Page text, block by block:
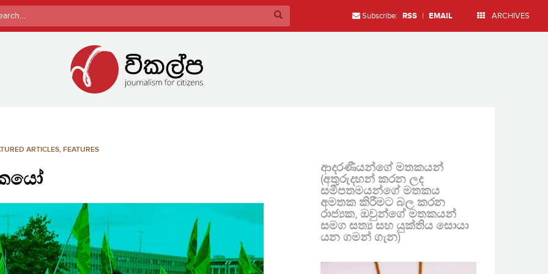
Subscribe: RSS | EMAIL ARCHIVES
ARTICLES, FEATURES
ආදරණීයන්ගේ මතකයන්
(අතුරුදහන් කරන ලද
සමීපතමයන්ගේ මතකය
අමතක කිරීමට බල කරන
රාජ්‍යක, ඔවුන්ගේ මතකයන්
සමග සත්‍ය සහ යුක්තිය සොයා
යන ගමන් ගැන)